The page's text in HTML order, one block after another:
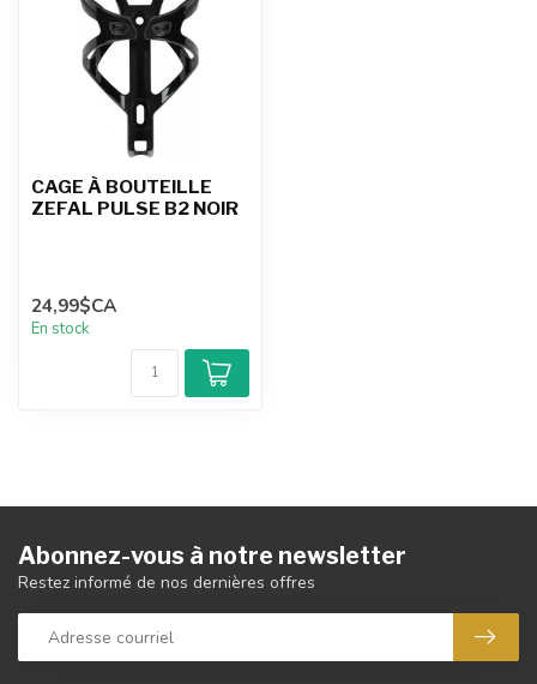
CAGE À BOUTEILLE
ZEFAL PULSE B2 NOIR
24,99$CA
En stock
Abonnez-vous à notre newsletter
Restez informé de nos dernières offres